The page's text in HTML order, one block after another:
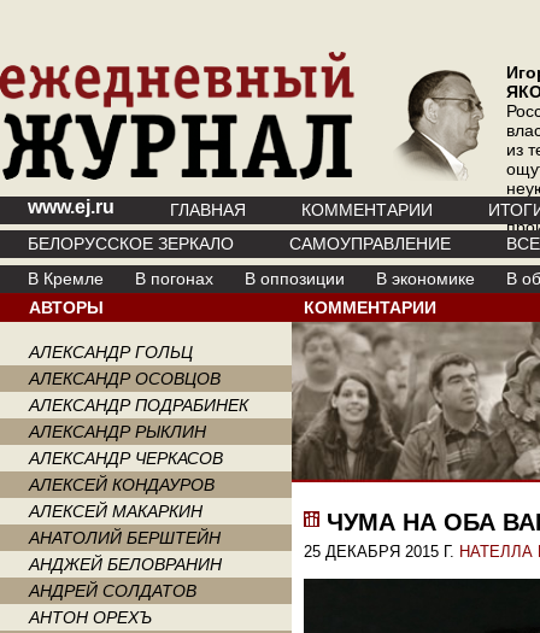
из
где
www.ej.ru ГЛАВНАЯ КОММЕНТАРИИ
БЕЛОРУССКОЕ ЗЕРКАЛО
САМОУПРАВЛЕНИЕ
В Кремле
В погонах В оппозиции В экономике
В
АВТОРЫ
АЛЕКСАНДР ГОЛЬЦ
АЛЕКСАНДР ОСОВЦОВ
АЛЕКСАНДР ПОДРАБИНЕК
АЛЕКСАНДР РЫКЛИН
АЛЕКСАНДР ЧЕРКАСОВ
АЛЕКСЕЙ КОНДАУРОВ
АЛЕКСЕЙ МАКАРКИН
АНАТОЛИЙ БЕРШТЕЙН
АНДЖЕЙ БЕЛОВРАНИН
АНДРЕЙ СОЛДАТОВ
АНТОН ОРЕХЪ
КОММЕНТАРИИ
ЧУМА НА ОБА
25 ДЕКАБРЯ 2015 Г. НАТЕЛЛА